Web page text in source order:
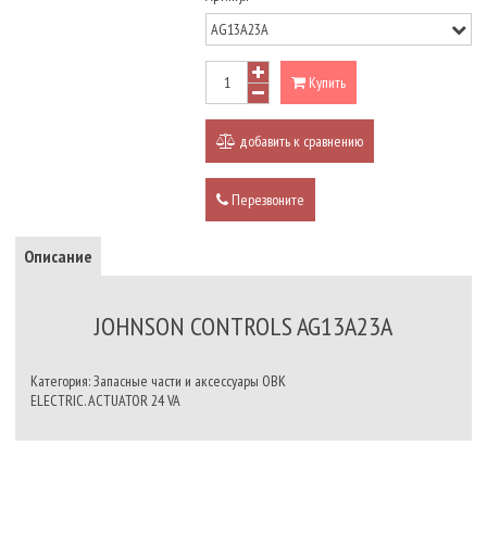
Купить
добавить к сравнению
Перезвоните
Описание
JOHNSON CONTROLS AG13A23A
Категория: Запасные части и аксессуары ОВК
ELECTRIC. ACTUATOR 24 VA